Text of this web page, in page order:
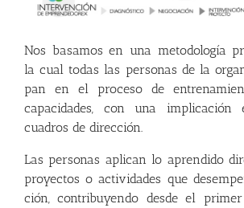
Nos basamos en una metodología
la cual todas las personas de la
pan en el proceso de
capacidades, con una implicación
cuadros de dirección.
Las personas aplican lo aprendido
proyectos o actividades que
ción, contribuyendo desde el